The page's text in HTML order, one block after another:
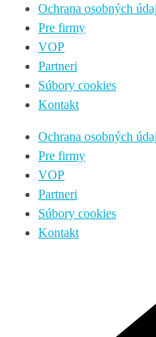
Ochrana osobných
Pre firmy
VOP
Partneri
Súbory cookies
Kontakt
Ochrana osobných
Pre firmy
VOP
Partneri
Súbory cookies
Kontakt